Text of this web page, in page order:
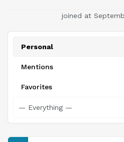
joined at
Personal
Mentions
Favorites